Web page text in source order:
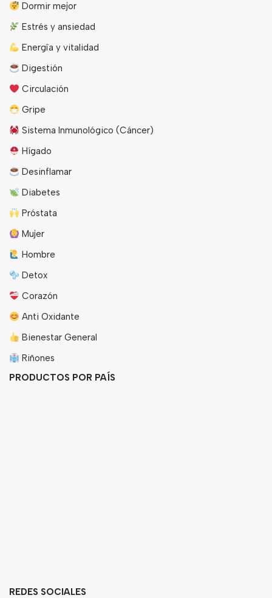
Dormir mejor
Estrés y ansiedad
Energîa y vitalidad
Digestión
Circulación
Gripe
Sistema Inmunológico (Cáncer)
Hígado
Desinflamar
Diabetes
Próstata
Mujer
Hombre
Detox
Corazón
Anti Oxidante
Bienestar General
Riñones
PRODUCTOS POR PAÍS
REDES SOCIALES